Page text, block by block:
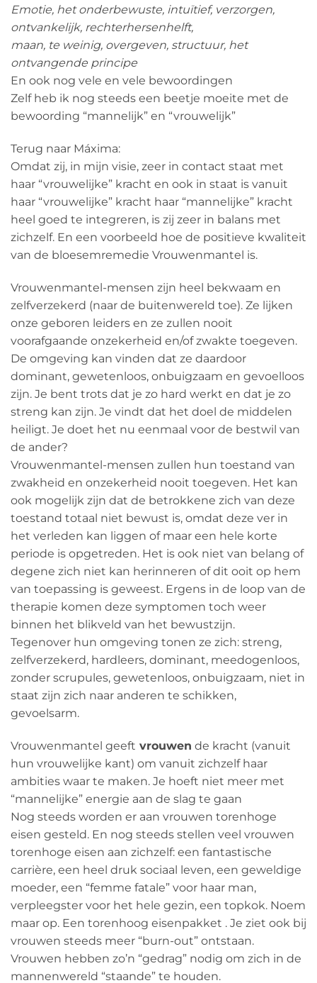
Emotie, het onderbewuste, intuïtief, verzorgen,
ontvankelijk, rechterhersenhelft,
maan, te weinig, overgeven, structuur, het
ontvangende principe
En ook nog vele en vele bewoordingen
Zelf heb ik nog steeds een beetje moeite met de
bewoording “mannelijk” en “vrouwelijk”
Terug naar Máxima:
Omdat zij, in mijn visie, zeer in contact staat met
haar “vrouwelijke” kracht en ook in staat is vanuit
haar “vrouwelijke” kracht haar “mannelijke” kracht
heel goed te integreren, is zij zeer in balans met
zichzelf. En een voorbeeld hoe de positieve kwaliteit
van de bloesemremedie Vrouwenmantel is.
Vrouwenmantel-mensen zijn heel bekwaam en
zelfverzekerd (naar de buitenwereld toe). Ze lijken
onze geboren leiders en ze zullen nooit
voorafgaande onzekerheid en/of zwakte toegeven.
De omgeving kan vinden dat ze daardoor
dominant, gewetenloos, onbuigzaam en gevoelloos
zijn. Je bent trots dat je zo hard werkt en dat je zo
streng kan zijn. Je vindt dat het doel de middelen
heiligt. Je doet het nu eenmaal voor de bestwil van
de ander?
Vrouwenmantel-mensen zullen hun toestand van
zwakheid en onzekerheid nooit toegeven. Het kan
ook mogelijk zijn dat de betrokkene zich van deze
toestand totaal niet bewust is, omdat deze ver in
het verleden kan liggen of maar een hele korte
periode is opgetreden. Het is ook niet van belang of
degene zich niet kan herinneren of dit ooit op hem
van toepassing is geweest. Ergens in de loop van de
therapie komen deze symptomen toch weer
binnen het blikveld van het bewustzijn.
Tegenover hun omgeving tonen ze zich: streng,
zelfverzekerd, hardleers, dominant, meedogenloos,
zonder scrupules, gewetenloos, onbuigzaam, niet in
staat zijn zich naar anderen te schikken,
gevoelsarm.
Vrouwenmantel geeft vrouwen de kracht (vanuit
hun vrouwelijke kant) om vanuit zichzelf haar
ambities waar te maken. Je hoeft niet meer met
“mannelijke” energie aan de slag te gaan
Nog steeds worden er aan vrouwen torenhoge
eisen gesteld. En nog steeds stellen veel vrouwen
torenhoge eisen aan zichzelf: een fantastische
carrière, een heel druk sociaal leven, een geweldige
moeder, een “femme fatale” voor haar man,
verpleegster voor het hele gezin, een topkok. Noem
maar op. Een torenhoog eisenpakket . Je ziet ook bij
vrouwen steeds meer “burn-out” ontstaan.
Vrouwen hebben zo’n “gedrag” nodig om zich in de
mannenwereld “staande” te houden.